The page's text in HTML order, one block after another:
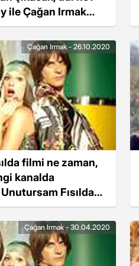
ile Çağan Irmak
filmi ne zaman,
kanalda
Fısılda
Fısılda
Çağan Irmak - 26.10.2020
Çağan Irmak - 30.04.2020